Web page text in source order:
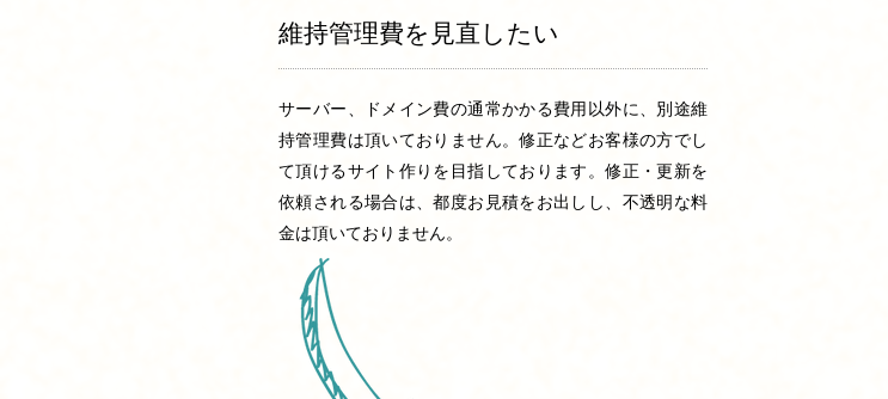
維持管理費を見直したい
サーバー、ドメイン費の通常かかる費用以外に、別途維
持管理費は頂いておりません。修正などお客様の方でし
て頂けるサイト作りを目指しております。修正・更新を
依頼される場合は、都度お見積をお出しし、不透明な料
金は頂いておりません。